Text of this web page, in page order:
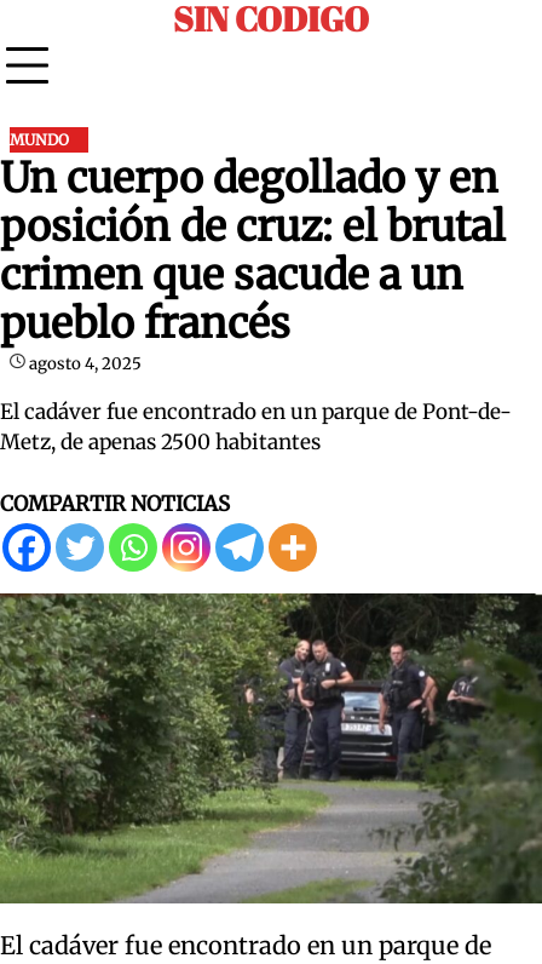
to
content
SIN CODIGO
MUNDO
Un cuerpo degollado y en
posición de cruz: el brutal
crimen que sacude a un
pueblo francés
agosto 4, 2025
El cadáver fue encontrado en un parque de Pont-de-
Metz, de apenas 2500 habitantes
COMPARTIR NOTICIAS
El cadáver fue encontrado en un parque de